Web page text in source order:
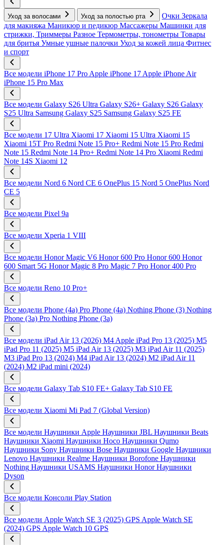
Уход за волосами Уход за полостью рта Очки Зеркала
для макияжа Маникюр и педикюр Массажеры Машинки для
стрижки, Триммеры Разное Термометры, тонометры Товары
для бритья Умные ушные палочки Уход за кожей лица Фитнес
и спорт
Все модели iPhone 17 Pro Apple iPhone 17 Apple iPhone Air
iPhone 15 Pro Max
Все модели Galaxy S26 Ultra Galaxy S26+ Galaxy S26 Galaxy
S25 Ultra Samsung Galaxy S25 Samsung Galaxy S25 FE
Все модели 17 Ultra Xiaomi 17 Xiaomi 15 Ultra Xiaomi 15
Xiaomi 15T Pro Redmi Note 15 Pro+ Redmi Note 15 Pro Redmi
Note 15 Redmi Note 14 Pro+ Redmi Note 14 Pro Xiaomi Redmi
Note 14S Xiaomi 12
Все модели Nord 6 Nord CE 6 OnePlus 15 Nord 5 OnePlus Nord
CE 5
Все модели Pixel 9a
Все модели Xperia 1 VIII
Все модели Honor Magic V6 Honor 600 Pro Honor 600 Honor
600 Smart 5G Honor Magic 8 Pro Magic 7 Pro Honor 400 Pro
Все модели Reno 10 Pro+
Все модели Phone (4a) Pro Phone (4a) Nothing Phone (3) Nothing
Phone (3a) Pro Nothing Phone (3a)
Все модели iPad Air 13 (2026) M4 Apple iPad Pro 13 (2025) M5
iPad Pro 11 (2025) M5 iPad Air 13 (2025) M3 iPad Air 11 (2025)
M3 iPad Pro 13 (2024) M4 iPad Air 13 (2024) M2 iPad Air 11
(2024) M2 iPad mini (2024)
Все модели Galaxy Tab S10 FE+ Galaxy Tab S10 FE
Все модели Xiaomi Mi Pad 7 (Global Version)
Все модели Наушники Apple Наушники JBL Наушники Beats
Наушники Xiaomi Наушники Hoco Наушники Qumo
Наушники Sony Наушники Bose Наушники Google Наушники
Lenovo Наушники Realme Наушники Borofone Наушники
Nothing Наушники USAMS Наушники Honor Наушники
Dyson
Все модели Консоли Play Station
Все модели Apple Watch SE 3 (2025) GPS Apple Watch SE
(2024) GPS Apple Watch 10 GPS